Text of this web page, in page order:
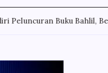
Beri “Rapor Memuaskan”